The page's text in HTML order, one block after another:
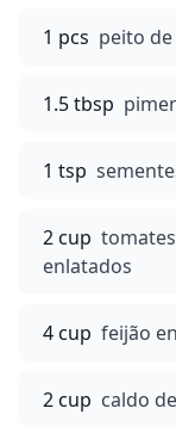
1 pcs peito
1.5 tbsp
1 tsp
2 cup
enlatados
4 cup feijão
2 cup caldo